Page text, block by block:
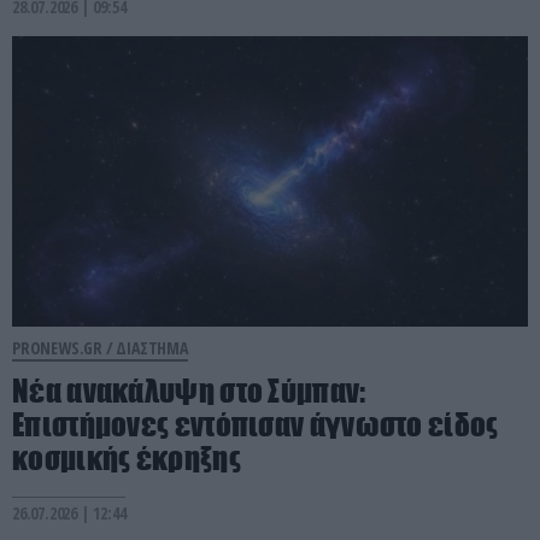
28.07.2026 | 09:54
PRONEWS.GR / ΔΙΑΣΤΗΜΑ
Νέα ανακάλυψη στο Σύμπαν:
Επιστήμονες εντόπισαν άγνωστο είδος
κοσμικής έκρηξης
26.07.2026 | 12:44